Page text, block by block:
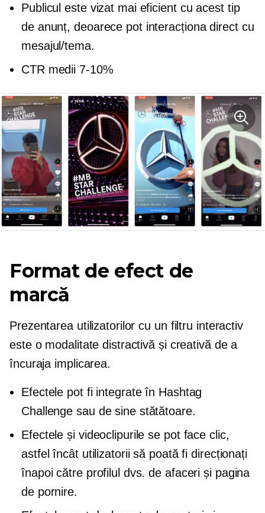
Publicul este vizat mai eficient cu acest tip
de anunț, deoarece pot interacționa direct cu
mesajul/tema.
CTR medii 7-10%
Format de efect de
marcă
Prezentarea utilizatorilor cu un filtru interactiv
este o modalitate distractivă și creativă de a
încuraja implicarea.
Efectele pot fi integrate în Hashtag
Challenge sau de sine stătătoare.
Efectele și videoclipurile se pot face clic,
astfel încât utilizatorii să poată fi direcționați
înapoi către profilul dvs. de afaceri și pagina
de pornire.